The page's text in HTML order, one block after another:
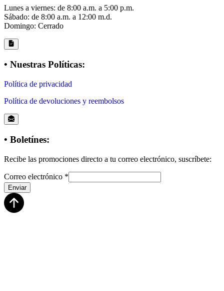
Lunes a viernes: de 8:00 a.m. a 5:00 p.m.
Sábado: de 8:00 a.m. a 12:00 m.d.
Domingo: Cerrado
• Nuestras Políticas:
Política de privacidad
Política de devoluciones y reembolsos
• Boletínes:
Recibe las promociones directo a tu correo electrónico, suscríbete:
Correo electrónico *
Enviar